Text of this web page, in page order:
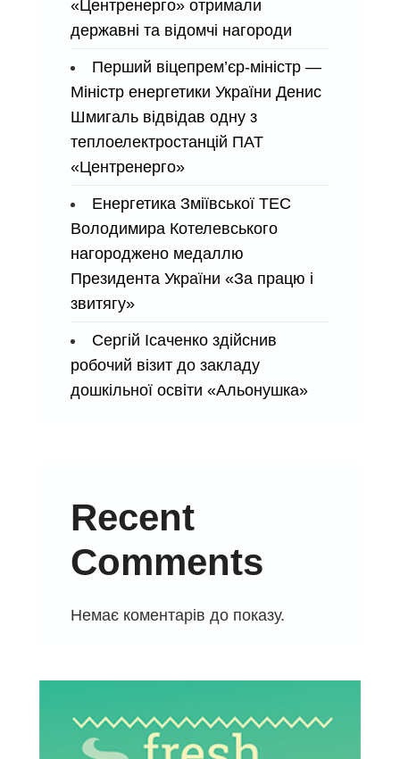
«Центренерго» отримали
державні та відомчі нагороди
Перший віцепрем’єр-міністр —
Міністр енергетики України Денис
Шмигаль відвідав одну з
теплоелектростанцій ПАТ
«Центренерго»
Енергетика Зміївської ТЕС
Володимира Котелевського
нагороджено медаллю
Президента України «За працю і
звитягу»
Сергій Ісаченко здійснив
робочий візит до закладу
дошкільної освіти «Альонушка»
Recent
Comments
Немає коментарів до показу.